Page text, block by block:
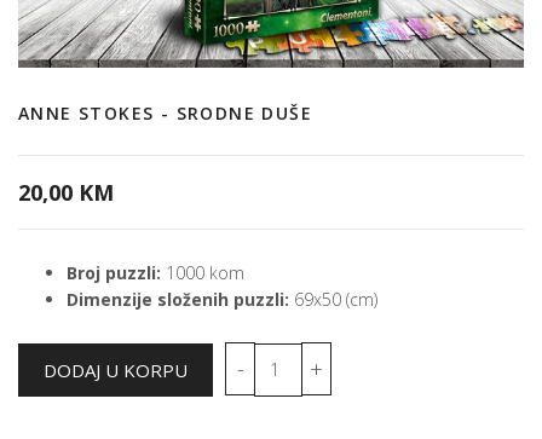
ANNE STOKES - SRODNE DUŠE
20,00 KM
Broj puzzli: 1000 kom
Dimenzije složenih puzzli: 69x50 (cm)